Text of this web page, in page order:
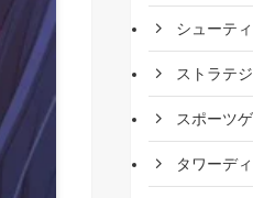
シューテ
ストラテ
スポーツ
タワーデ